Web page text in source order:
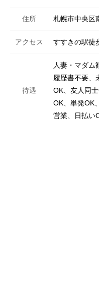
住所 札幌市中央区
アクセス すすきの駅徒
待遇
人妻・マダム
履歴書不要、
OK、友人同
OK、単発OK
営業、日払い